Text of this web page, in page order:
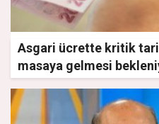
Asgari ücrette kritik
masaya gelmesi